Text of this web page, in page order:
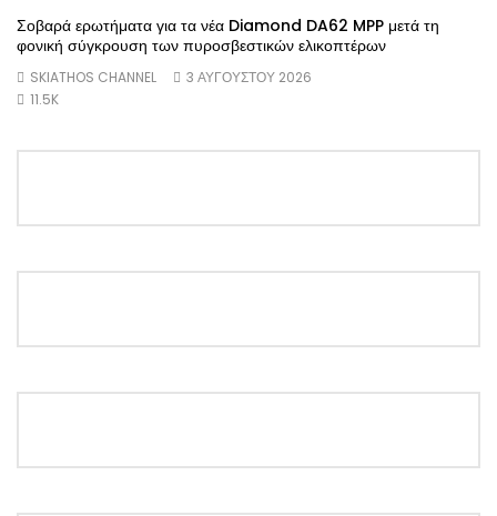
Σοβαρά ερωτήματα για τα νέα Diamond DA62 MPP μετά τη
φονική σύγκρουση των πυροσβεστικών ελικοπτέρων
SKIATHOS CHANNEL
3 ΑΥΓΟΥΣΤΟΥ 2026
11.5K